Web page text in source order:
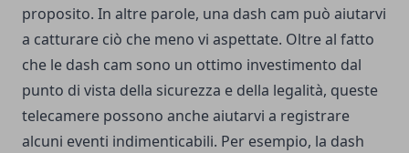
proposito. In altre parole, una dash cam può aiutarvi
a catturare ciò che meno vi aspettate. Oltre al fatto
che le dash cam sono un ottimo investimento dal
punto di vista della sicurezza e della legalità, queste
telecamere possono anche aiutarvi a registrare
alcuni eventi indimenticabili. Per esempio, la dash